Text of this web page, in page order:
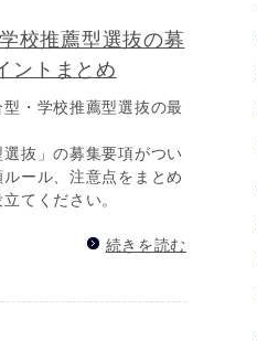
校推薦型選抜の募
ントまとめ
・学校推薦型選抜の最
抜」の募集要項がつい
ール、注意点をまとめ
てください。
続きを読む